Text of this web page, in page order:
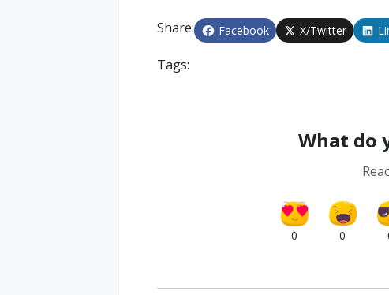
Share: Facebook X/Twitter
Tags:
What do
0 0